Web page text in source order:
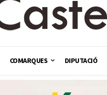
COMARQUES DIPUTACIÓ